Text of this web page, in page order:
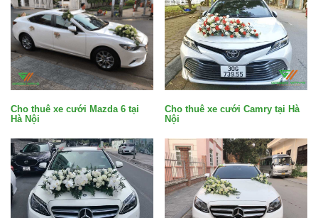
Cho thuê xe cưới Mazda 6 tại
Hà Nội
Cho thuê xe cưới Camry tại Hà
Nội